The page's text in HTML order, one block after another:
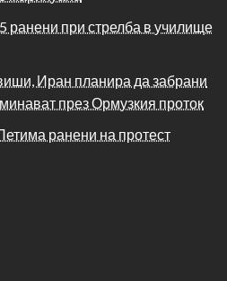
ранени при стрелба в училище
Иран планира да забрани
през Ормузкия проток
ранени на протест